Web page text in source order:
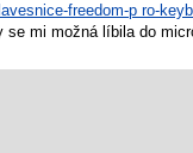
freedom-p ro-
mi možná líbila do